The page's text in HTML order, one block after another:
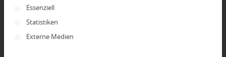
Es folgt eine Liste der Service-Gruppen, für die
Essenziell
Statistiken
Externe Medien